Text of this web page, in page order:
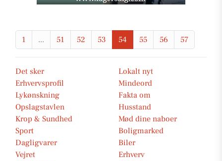
1 ... 51 52 53 54 55 56 57
Det sker
Lokalt nyt
Erhvervsprofil
Mindeord
Lykønskning
Fakta om
Opslagstavlen
Husstand
Krop & Sundhed
Mød dine naboer
Sport
Boligmarked
Dagligvarer
Biler
Vejret
Erhverv